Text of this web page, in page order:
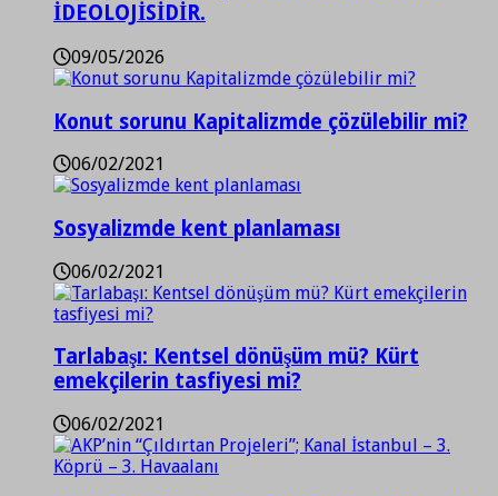
İDEOLOJİSİDİR.
09/05/2026
Konut sorunu Kapitalizmde çözülebilir mi?
06/02/2021
Sosyalizmde kent planlaması
06/02/2021
Tarlabaşı: Kentsel dönüşüm mü? Kürt
emekçilerin tasfiyesi mi?
06/02/2021